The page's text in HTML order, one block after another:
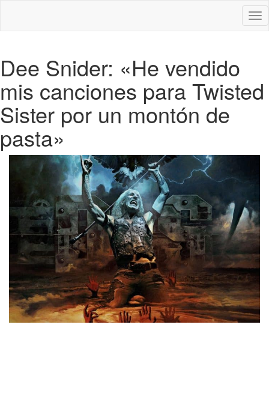
Dee Snider: «He vendido
mis canciones para Twisted
Sister por un montón de
pasta»